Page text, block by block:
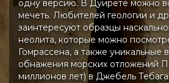
одну версию. В Дуирете можно
мечеть. Любителей геологии и
заинтересуют образцы
неолита, которые можно
Гомрассена, а также уникальные
обнажения морских отложений
миллионов лет) в Джебель